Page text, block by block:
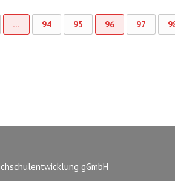
… 94 95 96 97
gGmbH